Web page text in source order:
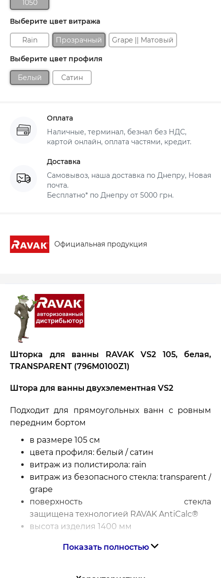
1050
Выберите цвет витража
Rain Прозрачный Grape || Матовый
Выберите цвет профиля
Белый Сатин
Оплата
Наличные, терминал, безнал без НДС,
картой онлайн, оплата частями, кредит.
Доставка
Самовывоз, наша доставка по Днепру, Новая
почта.
Бесплатно* по Днепру от 5000 грн.
Официальная продукция
Шторка для ванны RAVAK VS2 105, белая,
TRANSPARENT (796M0100Z1)
Штора для ванны двухэлементная VS2
Подходит для прямоугольных ванн с ровным
передним бортом
в размере 105 см
цвета профиля: белый / сатин
витраж из полистирола: rain
витраж из безопасного стекла: transparent /
grape
поверхность стекла
защищена технологией RAVAK AntiCalc®
высота изделия 1400 мм
Штора состоит из двух подвижных частей,
Показать полностью